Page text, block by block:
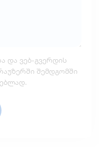
და ვებ-გვერდის
შემდგომში